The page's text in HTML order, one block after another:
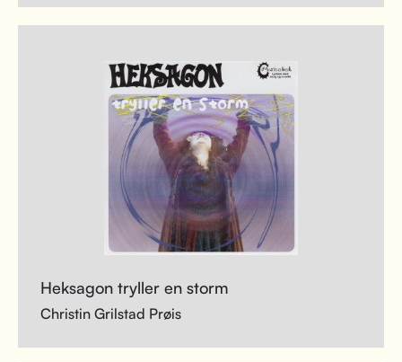
Heksagon tryller en storm
Christin Grilstad Prøis